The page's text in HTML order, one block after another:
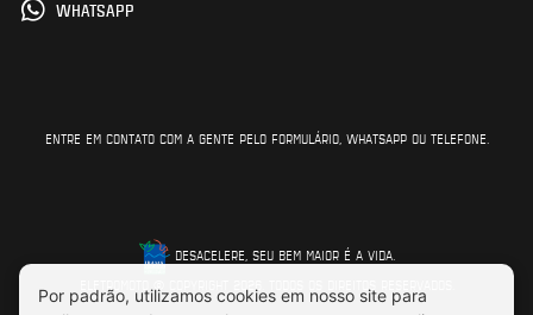
WHATSAPP
ENTRE EM CONTATO COM A GENTE PELO FORMULÁRIO, WHATSAPP OU TELEFONE.
DESACELERE, SEU BEM MAIOR É A VIDA.
ELETROMOTO © COPYRIGHT 2026. TODOS OS DIREITOS RESERVADOS.